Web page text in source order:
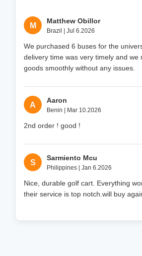
M
Matthew Obillor
Brazil | Jul 6.2026
We purchased 6 buses for the
delivery time was very timely and we
goods smoothly without any issues.
A
Aaron
Benin | Mar 10.2026
2nd order ! good !
S
Sarmiento Mcu
Philippines | Jan 6.2026
Nice, durable golf cart. Everything
their service is top notch.will buy